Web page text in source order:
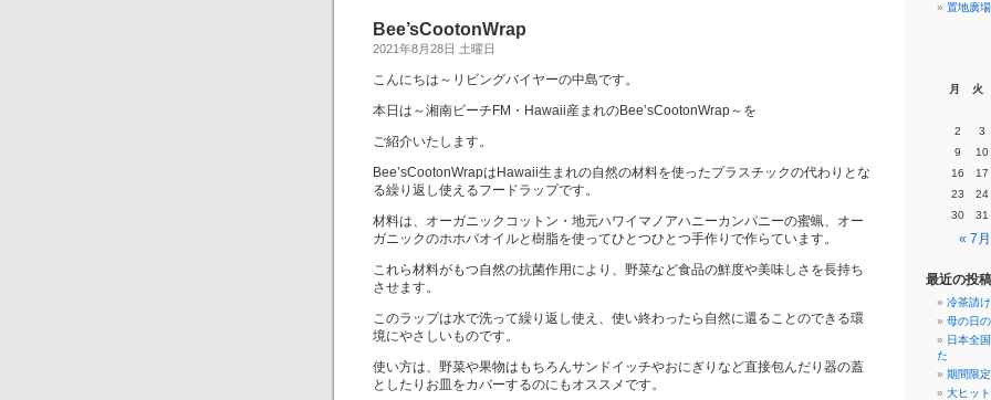
Bee’sCootonWrap
2021年8月28日 土曜日
こんにちは～リビングバイヤーの中島です。
本日は～湘南ビーチFM・Hawaii産まれのBee’sCootonWrap～を
ご紹介いたします。
Bee’sCootonWrapはHawaii生まれの自然の材料を使ったプラスチックの代わりとな
る繰り返し使えるフードラップです。
材料は、オーガニックコットン・地元ハワイマノアハニーカンパニーの蜜蝋、オー
ガニックのホホバオイルと樹脂を使ってひとつひとつ手作りで作らています。
これら材料がもつ自然の抗菌作用により、野菜など食品の鮮度や美味しさを長持ち
させます。
このラップは水で洗って繰り返し使え、使い終わったら自然に還ることのできる環
境にやさしいものです。
使い方は、野菜や果物はもちろんサンドイッチやおにぎりなど直接包んだり器の蓋
としたりお皿をカバーするのにもオススメです。
置地廣
月 火
« 7月
2
3
9
10
16
17
23
24
30
31
最近の投稿
冷茶請
母の日
日本全
た
期間限
大ヒッ